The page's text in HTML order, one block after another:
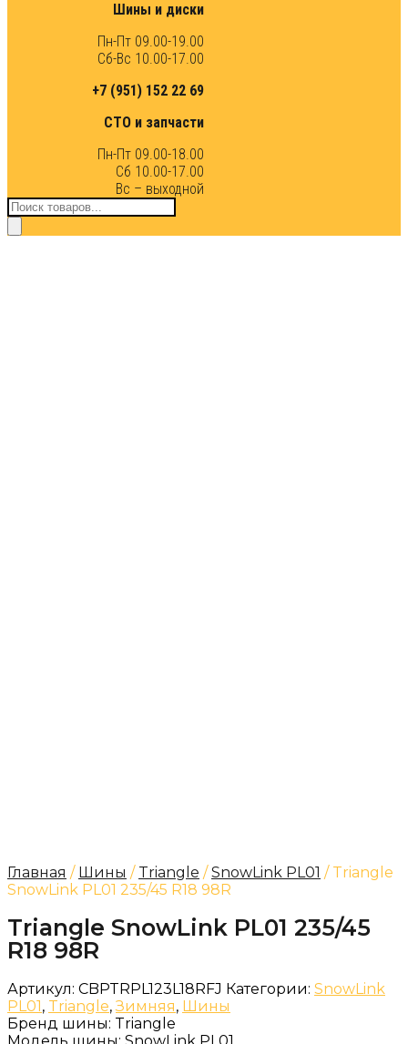
Шины и диски
Пн-Пт 09.00-19.00
Сб-Вс 10.00-17.00
+7 (951) 152 22 69
СТО и запчасти
Пн-Пт 09.00-18.00
Сб 10.00-17.00
Вс – выходной
Поиск
товаров
Главная / Шины / Triangle /SnowLink PL01 / Triangle
SnowLink PL01 235/45 R18 98R
Triangle SnowLink PL01 235/45
R18 98R
Артикул: CBPTRPL123L18RFJ Категории: SnowLink
PL01, Triangle,Зимняя, Шины
Бренд шины: Triangle